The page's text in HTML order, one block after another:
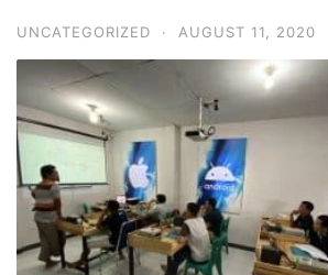
UNCATEGORIZED · AUGUST 11, 2020